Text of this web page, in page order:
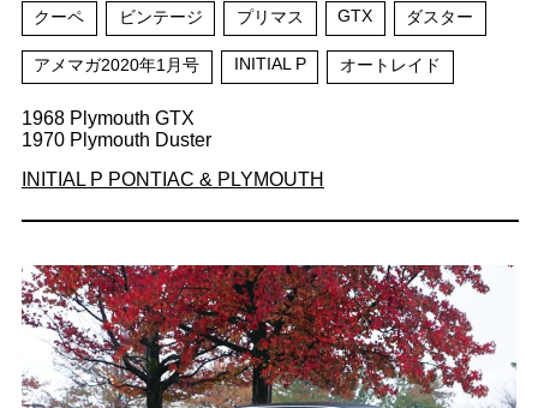
クーペ ビンテージ プリマス GTX ダスター
アメマガ2020年1月号 INITIAL P オートレイド
1968 Plymouth GTX
1970 Plymouth Duster
INITIAL P PONTIAC & PLYMOUTH